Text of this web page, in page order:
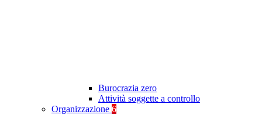
Burocrazia zero
Attività soggette a controllo
Organizzazione 6